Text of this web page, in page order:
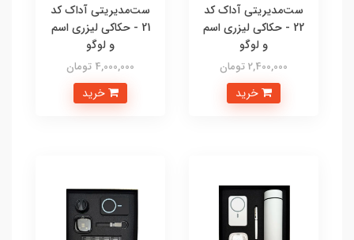
ست‌مدیریتی آداک کد
22 - حکاکی لیزری اسم
و لوگو
2,400,000 تومان
ست‌مدیریتی آداک کد
21 - حکاکی لیزری اسم
و لوگو
4,000,000 تومان